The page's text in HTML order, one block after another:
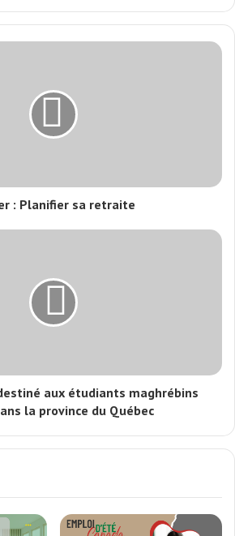
: Planifier sa retraite
aux étudiants maghrébins
la province du Québec